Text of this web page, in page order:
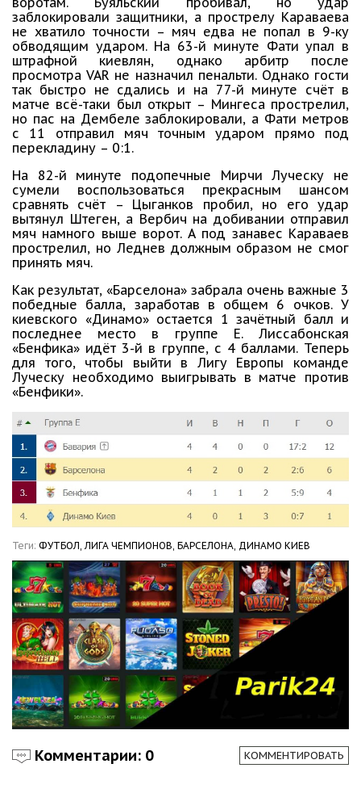
заблокировали защитники, а прострелу Караваева
не хватило точности – мяч едва не попал в 9-ку
обводящим ударом. На 63-й минуте Фати упал в
штрафной киевлян, однако арбитр после
просмотра VAR не назначил пенальти. Однако гости
так быстро не сдались и на 77-й минуте счёт в
матче всё-таки был открыт – Мингеса прострелил,
но пас на Дембеле заблокировали, а Фати метров
с 11 отправил мяч точным ударом прямо под
перекладину – 0:1.
На 82-й минуте подопечные Мирчи Луческу не
сумели воспользоваться прекрасным шансом
сравнять счёт – Цыганков пробил, но его удар
вытянул Штеген, а Вербич на добивании отправил
мяч намного выше ворот. А под занавес Караваев
прострелил, но Леднев должным образом не смог
принять мяч.
Как результат, «Барселона» забрала очень важные 3
победные балла, заработав в общем 6 очков. У
киевского «Динамо» остается 1 зачётный балл и
последнее место в группе Е. Лиссабонская
«Бенфика» идёт 3-й в группе, с 4 баллами. Теперь
для того, чтобы выйти в Лигу Европы команде
Луческу необходимо выигрывать в матче против
«Бенфики».
Теги: ФУТБОЛ, ЛИГА ЧЕМПИОНОВ, БАРСЕЛОНА, ДИНАМО КИЕВ
Комментарии: 0 КОММЕНТИРОВАТЬ